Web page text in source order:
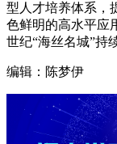
型人才培养体系，
色鲜明的高水平应
世纪“海丝名城”持
编辑：陈梦伊